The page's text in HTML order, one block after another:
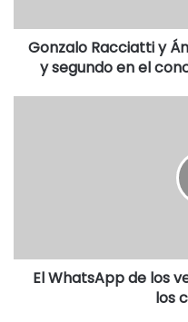
padeciendo“, mencionó el
Gonzalo Racciatti y
y segundo en el
El WhatsApp de los
los